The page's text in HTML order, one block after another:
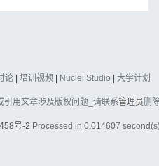
论 培训视频 Nuclei Studio 大学计划
用文章涉及版权问题_请联系管理员删
号-2 Processed in 0.014607